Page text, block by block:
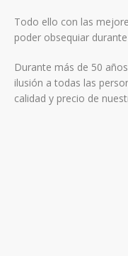
Todo ello con las
poder obsequiar
Durante más de 50
ilusión a todas las
calidad y precio de